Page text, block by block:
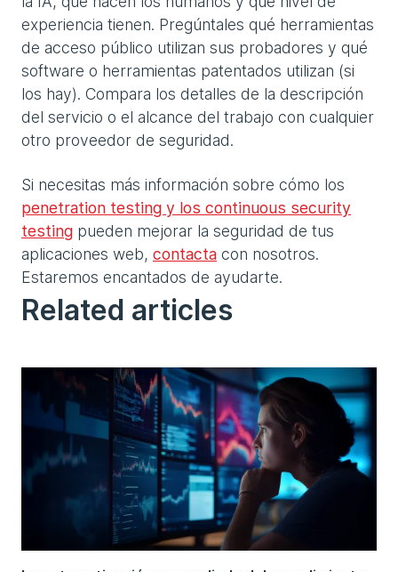
experiencia tienen. Pregúntales qué herramientas
de acceso público utilizan sus probadores y qué
software o herramientas patentados utilizan (si
los hay). Compara los detalles de la descripción
del servicio o el alcance del trabajo con cualquier
otro proveedor de seguridad.
Si necesitas más información sobre cómo los
penetration testing y los continuous security
testing pueden mejorar la seguridad de tus
aplicaciones web, contacta con nosotros.
Estaremos encantados de ayudarte.
Related articles